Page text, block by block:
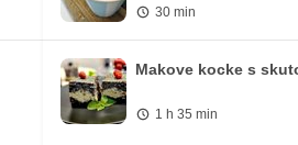
30 min
Makove kocke s
1 h 35 min